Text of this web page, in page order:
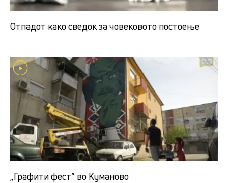
Отпадот како сведок за човековото постоење
„Графити фест“ во Куманово